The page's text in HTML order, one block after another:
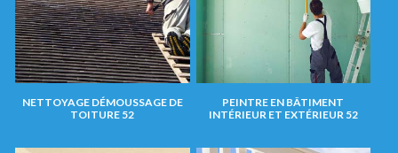
NETTOYAGE DÉMOUSSAGE DE
TOITURE 52
PEINTRE EN BÂTIMENT
INTÉRIEUR ET EXTÉRIEUR 52